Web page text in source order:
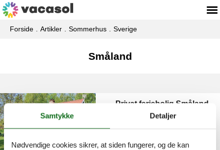
Forside Artikler Sommerhus Sverige
Småland
Privat feriebolig Småland
Samtykke Detaljer
Nødvendige cookies sikrer, at siden fungerer, og de kan